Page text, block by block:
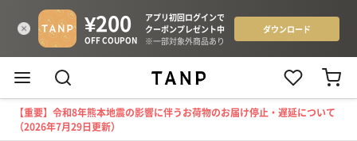
【重要】令和8年熊本地震の影響に伴うお荷物のお届け停止・遅延について
（2026年7月29日更新）